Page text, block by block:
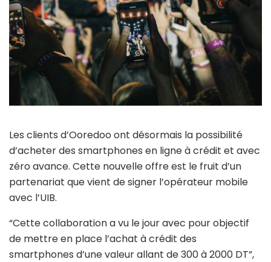
Les clients d’Ooredoo ont désormais la possibilité
d’acheter des smartphones en ligne à crédit et avec
zéro avance. Cette nouvelle offre est le fruit d’un
partenariat que vient de signer l’opérateur mobile
avec l’UIB.
“Cette collaboration a vu le jour avec pour objectif
de mettre en place l’achat à crédit des
smartphones d’une valeur allant de 300 à 2000 DT”,